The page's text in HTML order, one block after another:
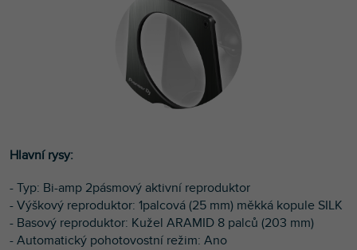
Hlavní rysy:
- Typ: Bi-amp 2pásmový aktivní reproduktor
- Výškový reproduktor: 1palcová (25 mm) měkká kopule SILK
- Basový reproduktor: Kužel ARAMID 8 palců (203 mm)
- Automatický pohotovostní režim: Ano